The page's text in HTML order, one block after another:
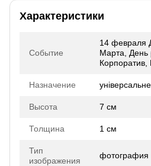
Характеристики
Событие
14 февраля
Марта, День
Корпоратив,
Назначение універсальне
Высота 7 см
Толщина 1 см
Тип
изображения
фотография